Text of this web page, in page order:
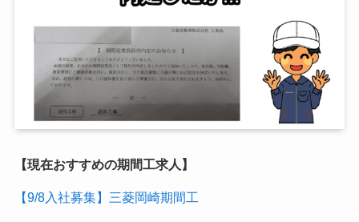
【現在おすすめの期間工求人】
【9/8入社募集】三菱岡崎期間工